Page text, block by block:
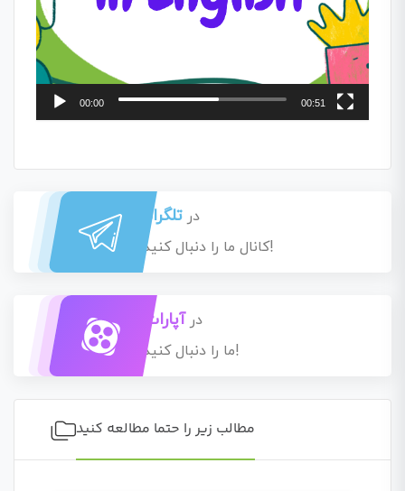
00:00 00:51
در تلگرام
کانال ما را دنبال کنید!
درآپارات
ما را دنبال کنید!
مطالب زیر را حتما مطالعه کنید